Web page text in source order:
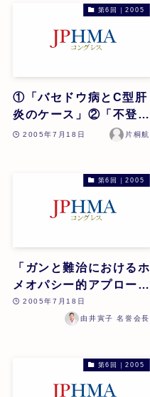
第6回｜2005
①「バセドウ病とC型肝
炎のケース」②「不登校
のケース」片桐航
2005年7月18日 片桐航
第6回｜2005
「ガンと難治におけるホ
メオパシー的アプロー
チ」由井寅子
2005年7月18日
由井寅子 名誉会長
第6回｜2005